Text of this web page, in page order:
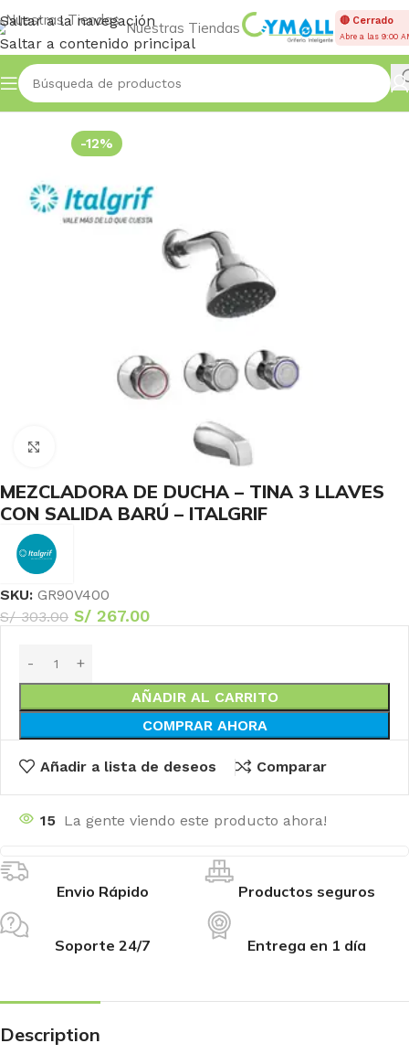
Saltar a la navegación
Saltar a contenido principal
Nuestras Tiendas 🔴 Cerrado
Abre a las 9:00
Inicio Accessories
-12%
Haga Click para agrandar
MEZCLADORA DE DUCHA – TINA 3 LLAVES
CON SALIDA BARÚ – ITALGRIF
SKU: GR90V400
S/303.00 S/ 267.00
AÑADIR AL CARRITO
COMPRAR AHORA
Añadir a lista de deseos Comparar
15 La gente viendo este producto ahora!
Envio Rápido Productos seguros
Soporte 24/7 Entrega en 1 día
Description